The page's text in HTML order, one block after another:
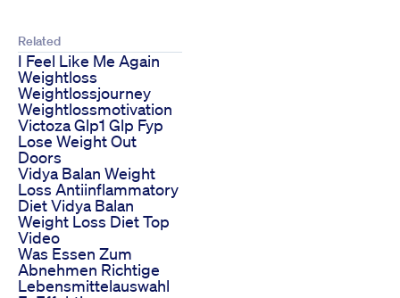
Related
I Feel Like Me Again
Weightloss
Weightlossjourney
Weightlossmotivation
Victoza Glp1 Glp Fyp
Lose Weight Out
Doors
Vidya Balan Weight
Loss Antiinflammatory
Diet Vidya Balan
Weight Loss Diet Top
Video
Was Essen Zum
Abnehmen Richtige
Lebensmittelauswahl